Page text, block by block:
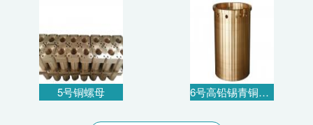
5号铜螺母 6号高铅锡青铜衬套